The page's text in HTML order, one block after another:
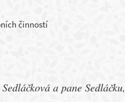
činností
a pane Sedláčku,